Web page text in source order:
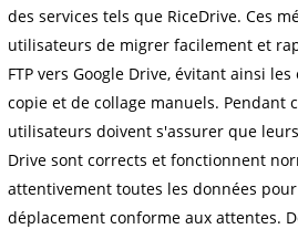
des services tels que RiceDrive. Ces
utilisateurs de migrer facilement et
FTP vers Google Drive, évitant ainsi
copie et de collage manuels. Pendant
utilisateurs doivent s'assurer que
Drive sont corrects et fonctionnent
attentivement toutes les données
déplacement conforme aux attentes.